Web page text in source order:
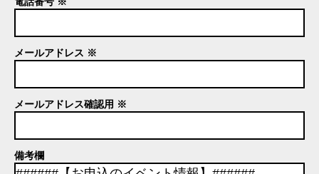
メールアドレス ※
メールアドレス確認用 ※
備考欄